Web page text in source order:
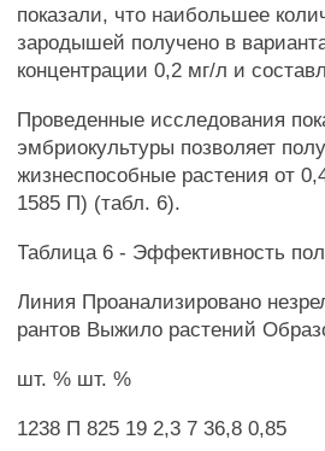
показали, что наибольшее
зародышей получено в
концентрации 0,2 мг/л и
Проведенные исследования
эмбриокультуры позволяет
жизнеспособные растения от
1585 П) (табл. 6).
Таблица 6 - Эффективность
Линия Проанализировано
рантов Выжило растений
шт. % шт. %
1238 П 825 19 2,3 7 36,8 0,85